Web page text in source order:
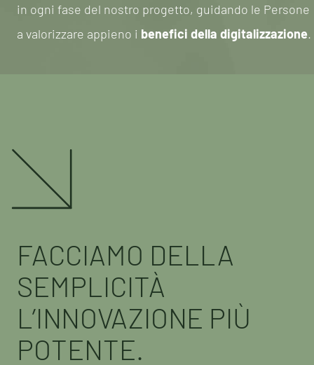
in ogni fase del nostro progetto, guidando le Persone
a valorizzare appieno i benefici della digitalizzazione.
FACCIAMO DELLA
SEMPLICITÀ
L’INNOVAZIONE PIÙ
POTENTE.